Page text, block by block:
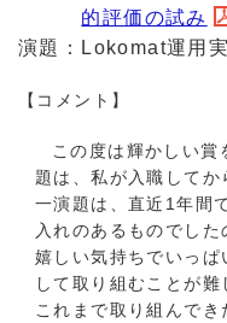
的評価の試み
演題：Lokomat運用
【コメント】
この度は輝かしい
題は、私が入職してか
一演題は、直近1年間
入れのあるものでし
嬉しい気持ちでいっ
して取り組むことが難
これまで取り組んで